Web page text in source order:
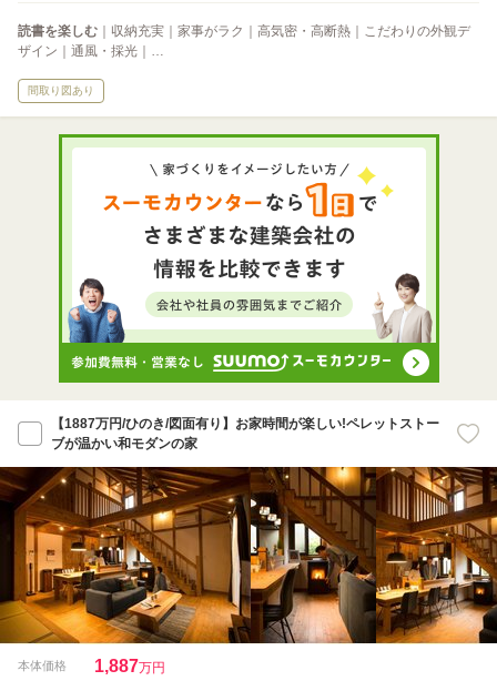
読書を楽しむ ｜収納充実｜家事がラク｜高気密・高断熱｜こだわりの外観デ
ザイン｜通風・採光｜…
間取り図あり
【1887万円/ひのき/図面有り】お家時間が楽しい!ペレットストー
ブが温かい和モダンの家
本体価格 1,887万円